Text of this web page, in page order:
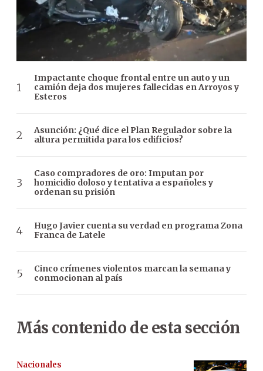
Impactante choque frontal entre un auto y un
camión deja dos mujeres fallecidas en Arroyos y
Esteros
Asunción: ¿Qué dice el Plan Regulador sobre la
altura permitida para los edificios?
Caso compradores de oro: Imputan por
homicidio doloso y tentativa a españoles y
ordenan su prisión
Hugo Javier cuenta su verdad en programa Zona
Franca de Latele
Cinco crímenes violentos marcan la semana y
conmocionan al país
Más contenido de esta sección
Nacionales